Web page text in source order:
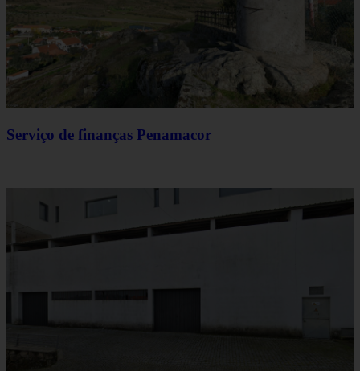
Serviço de finanças Penamacor